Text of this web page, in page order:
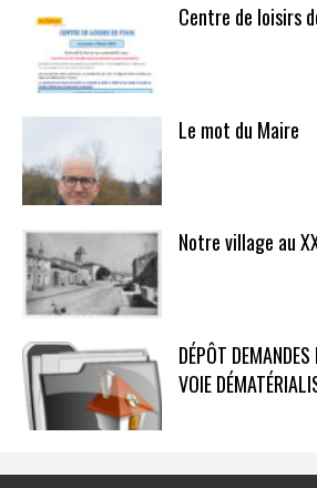
Centre de loisirs
Le mot du Maire
Notre village au
DÉPÔT
VOIE